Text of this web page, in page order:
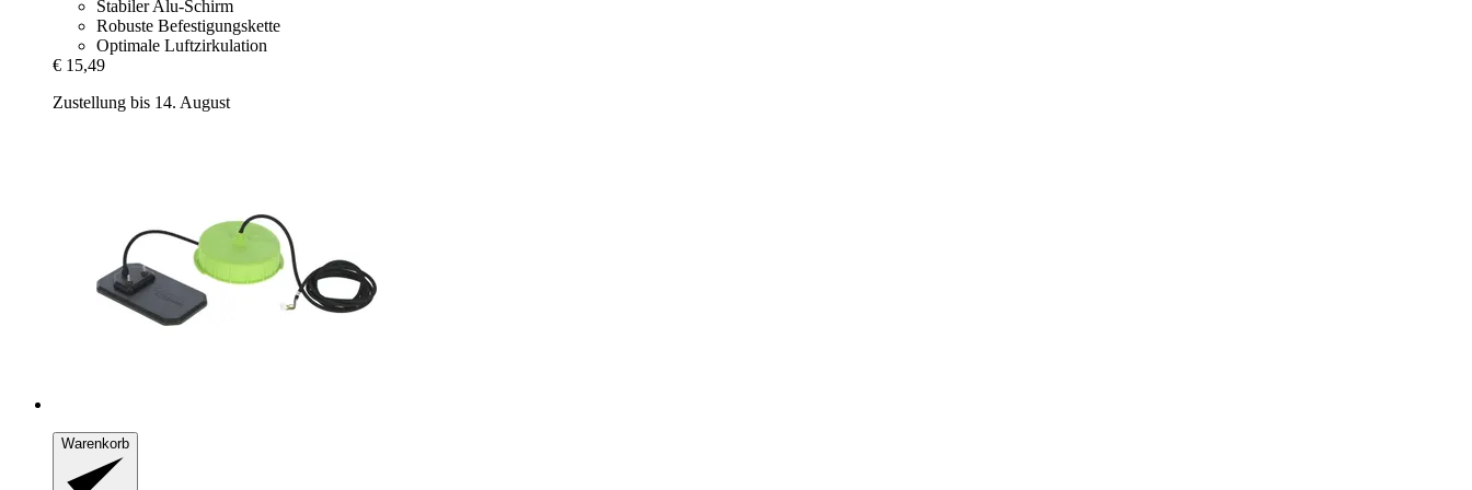
Stabiler Alu-Schirm
Robuste Befestigungskette
Optimale Luftzirkulation
€ 15,49
Zustellung bis 14. August
Warenkorb